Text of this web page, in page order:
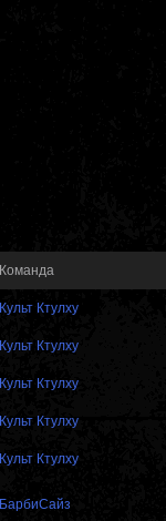
Команда
Культ Ктулху
Культ Ктулху
Культ Ктулху
Культ Ктулху
Культ Ктулху
БарбиСайз